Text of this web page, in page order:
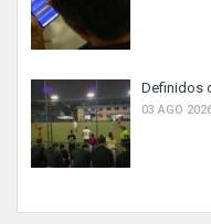
Definidos
03 AGO